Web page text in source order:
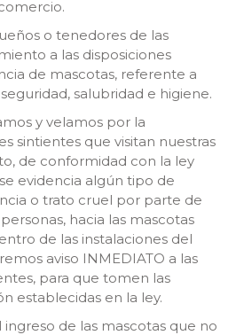
o tenedores de las
a las disposiciones
de mascotas, referente a
salubridad e higiene.
y velamos por la
sintientes que visitan nuestras
de conformidad con la ley
evidencia algún tipo de
o trato cruel por parte de
hacia las mascotas
de las instalaciones del
aviso INMEDIATO a las
para que tomen las
establecidas en la ley.
de las mascotas que no